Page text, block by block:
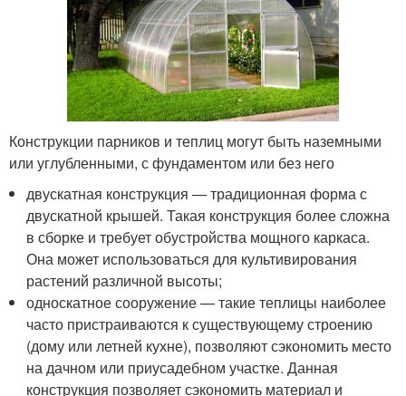
Конструкции парников и теплиц могут быть наземными
или углубленными, с фундаментом или без него
двускатная конструкция — традиционная форма с
двускатной крышей. Такая конструкция более сложна
в сборке и требует обустройства мощного каркаса.
Она может использоваться для культивирования
растений различной высоты;
односкатное сооружение — такие теплицы наиболее
часто пристраиваются к существующему строению
(дому или летней кухне), позволяют сэкономить место
на дачном или приусадебном участке. Данная
конструкция позволяет сэкономить материал и